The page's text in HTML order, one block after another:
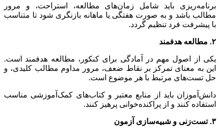
برنامه‌ریزی باید شامل زمان‌های مطالعه، استراحت، و مرور
مطالب باشد و به صورت هفتگی یا ماهانه بازنگری شود تا متناسب
با پیشرفت فرد تنظیم گردد.
۲. مطالعه هدفمند
یکی از اصول مهم در آمادگی برای کنکور، مطالعه هدفمند است.
این به معنای تمرکز بر نقاط ضعف، مرور مداوم مطالب کلیدی، و
حل تست‌های مرتبط با هر موضوع است.
دانش‌آموزان باید از منابع معتبر و کتاب‌های کمک‌آموزشی مناسب
استفاده کنند و از پراکنده‌خوانی پرهیز کنند.
۳. تست‌زنی و شبیه‌سازی آزمون